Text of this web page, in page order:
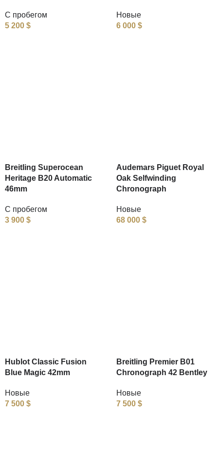
С пробегом
5 200 $
Новые
6 000 $
Breitling Superocean
Heritage B20 Automatic
46mm
С пробегом
3 900 $
Audemars Piguet Royal
Oak Selfwinding
Chronograph
Новые
68 000 $
Hublot Classic Fusion
Blue Magic 42mm
Новые
7 500 $
Breitling Premier B01
Chronograph 42 Bentley
Новые
7 500 $